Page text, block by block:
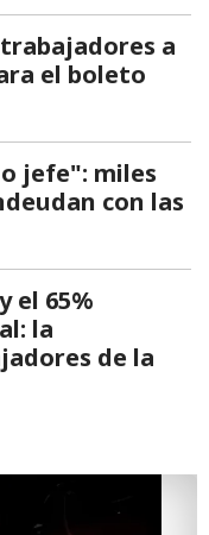
a
el boleto
jefe": miles
con las
el 65%
la
de la